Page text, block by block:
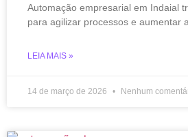
Automação empresarial em Indaial
para agilizar processos e aumentar
LEIA MAIS »
14 de março de 2026 Nenhum